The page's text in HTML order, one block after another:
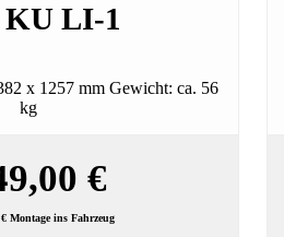
KU LI-1
x 1257 mm Gewicht: ca. 56
kg
€
Montage ins Fahrzeug